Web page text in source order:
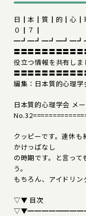
日┃本┃質┃的┃心
０┃７┃
〓〓〓〓〓〓〓〓〓〓
役立つ情報を共有しま
〓〓〓〓〓〓〓〓〓〓
編集：日本質的心理
日本質的心理学会 メ
クッピーです。連休
かけっぱなし
の時期です。と言っ
う。
もちろん、アイドリン
▽▼ 目次